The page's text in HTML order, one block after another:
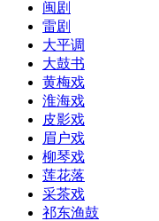
闽剧
雷剧
大平调
大鼓书
黄梅戏
淮海戏
皮影戏
眉户戏
柳琴戏
莲花落
采茶戏
祁东渔鼓